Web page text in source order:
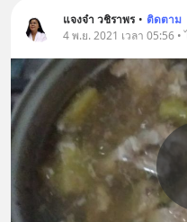
แจงจ๋า วชิราพร • ติดตาม
4 พ.ย. 2021 เวลา 05:56